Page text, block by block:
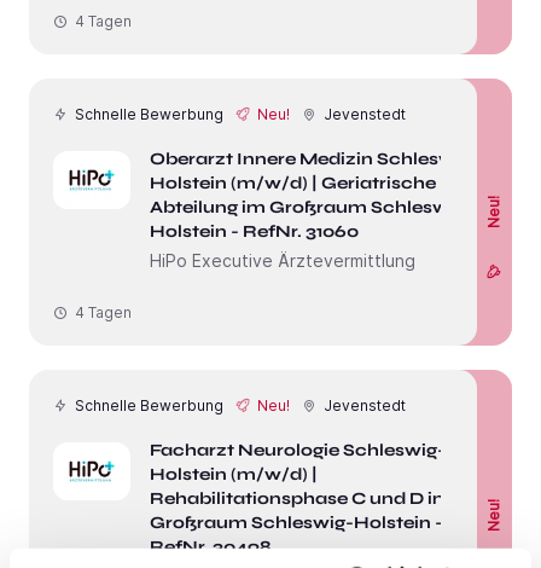
4 Tagen
Schnelle Bewerbung Neu! Jevenstedt
Oberarzt Innere Medizin Schleswig-
Holstein (m/w/d) | Geriatrische
Abteilung im Großraum Schleswig-
Holstein - RefNr. 31060
HiPo Executive Ärztevermittlung
Neu!
4 Tagen
Schnelle Bewerbung Neu! Jevenstedt
Facharzt Neurologie Schleswig-
Holstein (m/w/d) |
Rehabilitationsphase C und D im
Großraum Schleswig-Holstein -
RefNr. 30498
Neu!